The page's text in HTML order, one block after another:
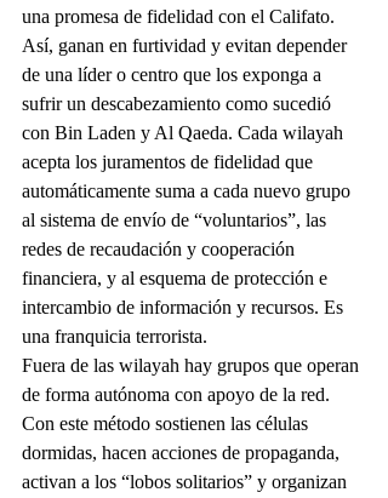
una promesa de fidelidad con el Califato.
Así, ganan en furtividad y evitan depender
de una líder o centro que los exponga a
sufrir un descabezamiento como sucedió
con Bin Laden y Al Qaeda. Cada wilayah
acepta los juramentos de fidelidad que
automáticamente suma a cada nuevo grupo
al sistema de envío de “voluntarios”, las
redes de recaudación y cooperación
financiera, y al esquema de protección e
intercambio de información y recursos. Es
una franquicia terrorista.
Fuera de las wilayah hay grupos que operan
de forma autónoma con apoyo de la red.
Con este método sostienen las células
dormidas, hacen acciones de propaganda,
activan a los “lobos solitarios” y organizan